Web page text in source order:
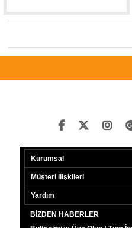
Kurumsal
Müşteri İlişkileri
Yardım
BIZDEN HABERLER